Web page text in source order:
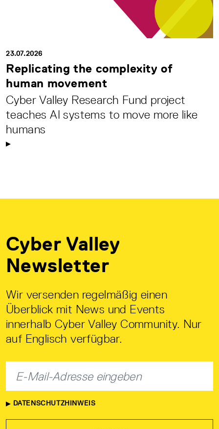
23.07.2026
Replicating the complexity of
human movement
Cyber Valley Research Fund project
teaches AI systems to move more like
humans
Cyber Valley
Newsletter
Wir versenden regelmäßig einen
Überblick mit News und Events
innerhalb Cyber Valley Community. Nur
auf Englisch verfügbar.
DATENSCHUTZHINWEIS